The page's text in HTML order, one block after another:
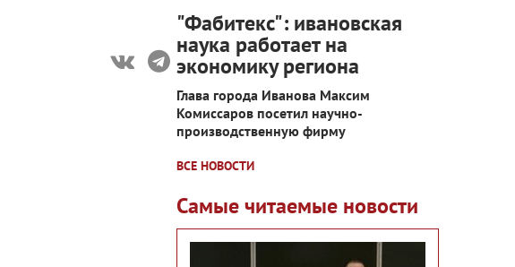
"Фабитекс": ивановская
наука работает на
экономику региона
Глава города Иванова Максим
Комиссаров посетил научно-
производственную фирму
ВСЕ НОВОСТИ
Самые читаемые новости